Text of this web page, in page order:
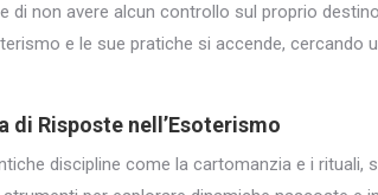
di non avere alcun controllo sul proprio
e le sue pratiche si accende, cercando
di Risposte nell’Esoterismo
discipline come la cartomanzia e i